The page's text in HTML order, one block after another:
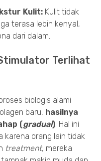
Kulit: Kulit tidak
terasa lebih kenyal,
dari dalam.
Terlihat
biologis alami
baru, hasilnya
(gradual). Hal ini
karena orang lain tidak
treatment, mereka